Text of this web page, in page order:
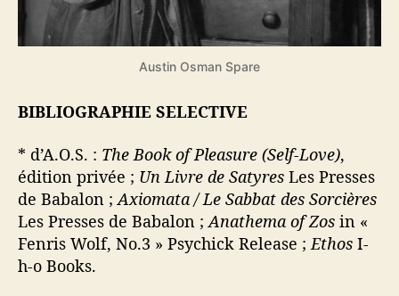
Austin Osman Spare
BIBLIOGRAPHIE SELECTIVE
* d’A.O.S. : The Book of Pleasure (Self-Love),
édition privée ; Un Livre de Satyres Les Presses
de Babalon ; Axiomata / Le Sabbat des Sorcières
Les Presses de Babalon ; Anathema of Zos in «
Fenris Wolf, No.3 » Psychick Release ; Ethos I-
h-o Books.